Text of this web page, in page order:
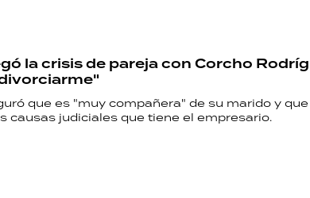
la crisis de pareja con Corcho
que es "muy compañera" de su marido y
causas judiciales que tiene el empresario.